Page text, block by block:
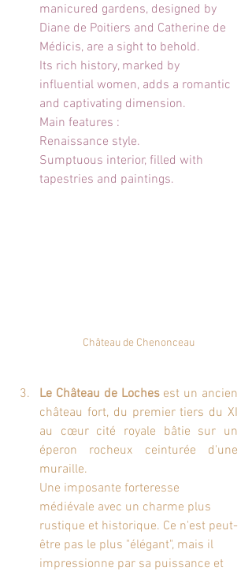
manicured gardens, designed by
Diane de Poitiers and Catherine de
Médicis, are a sight to behold.
Its rich history, marked by
influential women, adds a romantic
and captivating dimension.
Main features :
Renaissance style.
Sumptuous interior, filled with
tapestries and paintings.
Château de Chenonceau
Le Château de Loches
château fort, du premier tiers du XI
au cœur cité royale bâtie sur un
éperon rocheux ceinturée d'une
muraille.
Une imposante forteresse
médiévale avec un charme plus
rustique et historique. Ce n'est peut-
être pas le plus "élégant", mais il
impressionne par sa puissance et